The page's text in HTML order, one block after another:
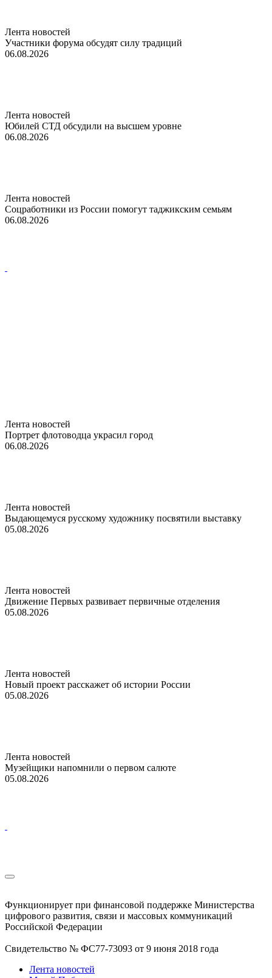
Лента новостей
Участники форума обсудят силу традиций
06.08.2026
Лента новостей
Юбилей СТД обсудили на высшем уровне
06.08.2026
Лента новостей
Соцработники из России помогут таджикским семьям
06.08.2026
Лента новостей
Портрет флотоводца украсил город
06.08.2026
Лента новостей
Выдающемуся русскому художнику посвятили выставку
05.08.2026
Лента новостей
Движение Первых развивает первичные отделения
05.08.2026
Лента новостей
Новый проект расскажет об истории России
05.08.2026
Лента новостей
Музейщики напомнили о первом салюте
05.08.2026
Функционирует при финансовой поддержке Министерства
цифрового развития, связи и массовых коммуникаций
Российской Федерации
Свидетельство № ФС77-73093 от 9 июня 2018 года
Лента новостей